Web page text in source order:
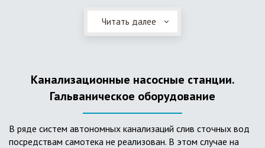
Главное и неоспоримое преимущество кессонов – это
возможность эксплуатации в условиях пониженных
подвержены промерзанию. Оптимальный вариант
установки железобетонных кессонов – это заниженный
уровень грунтовых вод (УГВ) на участке, а кессон,
выполненный из пластика, может служить на территории с
высоким УГВ.
Читать далее
Канализационные насосные станции.
Гальваническое оборудование
В ряде систем автономных канализаций слив сточных вод
посредствам самотека не реализован. В этом случае на